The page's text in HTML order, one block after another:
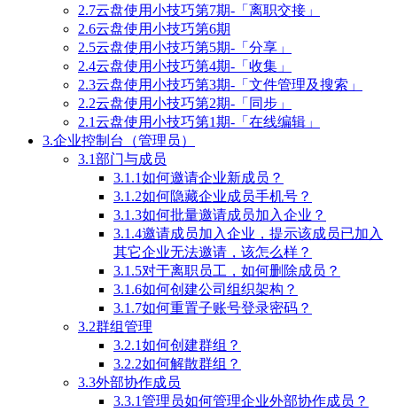
2.7云盘使用小技巧第7期-「离职交接」
2.6云盘使用小技巧第6期
2.5云盘使用小技巧第5期-「分享」
2.4云盘使用小技巧第4期-「收集」
2.3云盘使用小技巧第3期-「文件管理及搜索」
2.2云盘使用小技巧第2期-「同步」
2.1云盘使用小技巧第1期-「在线编辑」
3.企业控制台（管理员）
3.1部门与成员
3.1.1如何邀请企业新成员？
3.1.2如何隐藏企业成员手机号？
3.1.3如何批量邀请成员加入企业？
3.1.4邀请成员加入企业，提示该成员已加入
其它企业无法邀请，该怎么样？
3.1.5对于离职员工，如何删除成员？
3.1.6如何创建公司组织架构？
3.1.7如何重置子账号登录密码？
3.2群组管理
3.2.1如何创建群组？
3.2.2如何解散群组？
3.3外部协作成员
3.3.1管理员如何管理企业外部协作成员？